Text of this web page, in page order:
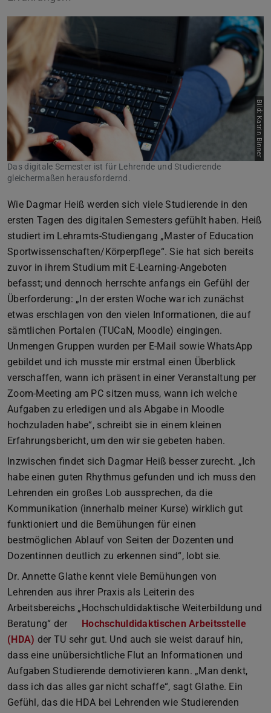
Bild: Katrin Binner
Das digitale Semester ist für Lehrende und Studierende
gleichermaßen herausfordernd.
Wie Dagmar Heiß werden sich viele Studierende in den
ersten Tagen des digitalen Semesters gefühlt haben. Heiß
studiert im Lehramts-Studiengang „Master of Education
Sportwissenschaften/Körperpflege“. Sie hat sich bereits
zuvor in ihrem Studium mit E-Learning-Angeboten
befasst; und dennoch herrschte anfangs ein Gefühl der
Überforderung: „In der ersten Woche war ich zunächst
etwas erschlagen von den vielen Informationen, die auf
sämtlichen Portalen (TUCaN, Moodle) eingingen.
Unmengen Gruppen wurden per E-Mail sowie WhatsApp
gebildet und ich musste mir erstmal einen Überblick
verschaffen, wann ich präsent in einer Veranstaltung per
Zoom-Meeting am PC sitzen muss, wann ich welche
Aufgaben zu erledigen und als Abgabe in Moodle
hochzuladen habe“, schreibt sie in einem kleinen
Erfahrungsbericht, um den wir sie gebeten haben.
Inzwischen findet sich Dagmar Heiß besser zurecht. „Ich
habe einen guten Rhythmus gefunden und ich muss den
Lehrenden ein großes Lob aussprechen, da die
Kommunikation (innerhalb meiner Kurse) wirklich gut
funktioniert und die Bemühungen für einen
bestmöglichen Ablauf von Seiten der Dozenten und
Dozentinnen deutlich zu erkennen sind“, lobt sie.
Dr. Annette Glathe kennt viele Bemühungen von
Lehrenden aus ihrer Praxis als Leiterin des
Arbeitsbereichs „Hochschuldidaktische Weiterbildung und
Beratung“ der
Hochschuldidaktischen Arbeitsstelle
(HDA) der TU sehr gut. Und auch sie weist darauf hin,
dass eine unübersichtliche Flut an Informationen und
Aufgaben Studierende demotivieren kann. „Man denkt,
dass ich das alles gar nicht schaffe“, sagt Glathe. Ein
Gefühl, das die HDA bei Lehrenden wie Studierenden